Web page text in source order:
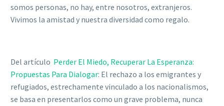
somos personas, no hay, entre nosotros, extranjeros.
Vivimos la amistad y nuestra diversidad como regalo.
Del artículo Perder El Miedo, Recuperar La Esperanza:
Propuestas Para Dialogar: El rechazo a los emigrantes y
refugiados, estrechamente vinculado a los nacionalismos,
se basa en presentarlos como un grave problema, nunca